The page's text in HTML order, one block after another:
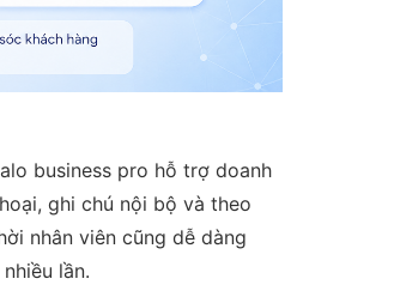
business pro hỗ trợ doanh
ghi chú nội bộ và theo
nhân viên cũng dễ dàng
lần.